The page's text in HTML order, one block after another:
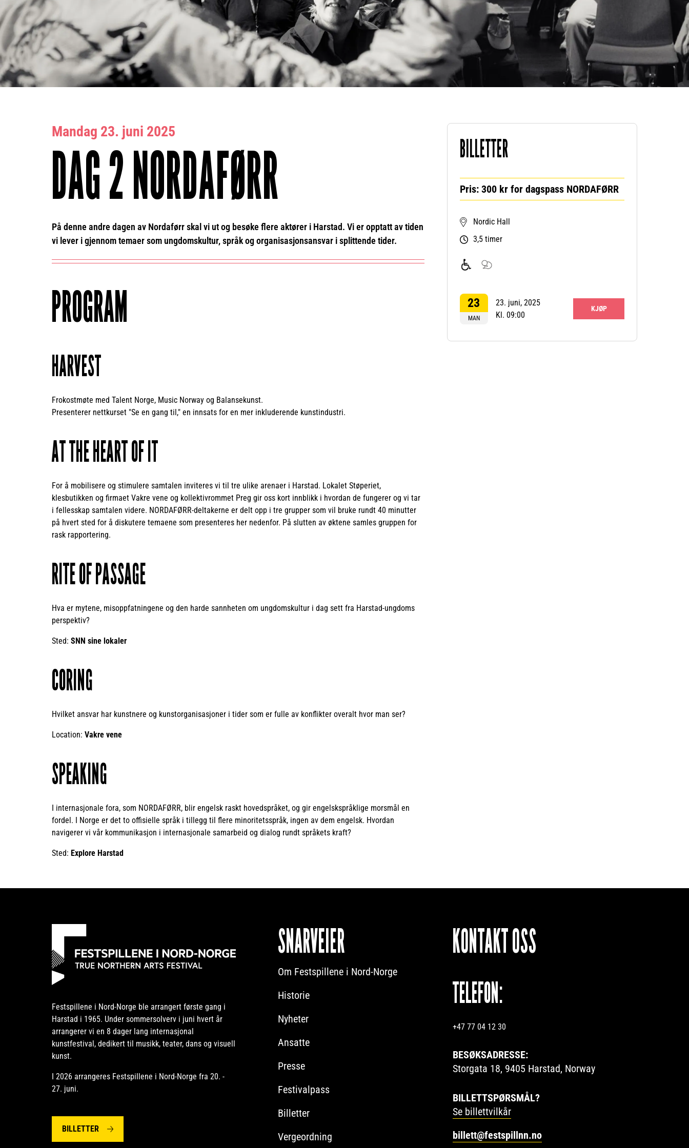
Mandag 23. juni 2025
DAG 2 NORDAFØRR
På denne andre dagen av Nordaførr skal vi ut og besøke flere aktører i Harstad. Vi er opptatt av tiden
vi lever i gjennom temaer som ungdomskultur, språk og organisasjonsansvar i splittende tider.
PROGRAM
HARVEST
Frokostmøte med Talent Norge, Music Norway og Balansekunst.
Presenterer nettkurset "Se en gang til," en innsats for en mer inkluderende kunstindustri.
AT THE HEART OF IT
For å mobilisere og stimulere samtalen inviteres vi til tre ulike arenaer i Harstad. Lokalet Støperiet,
klesbutikken og firmaet Vakre vene og kollektivrommet Preg gir oss kort innblikk i hvordan de fungerer og vi tar
i fellesskap samtalen videre. NORDAFØRR-deltakerne er delt opp i tre grupper som vil bruke rundt 40 minutter
på hvert sted for å diskutere temaene som presenteres her nedenfor. På slutten av øktene samles gruppen for
rask rapportering.
RITE OF PASSAGE
Hva er mytene, misoppfatningene og den harde sannheten om ungdomskultur i dag sett fra Harstad-ungdoms
perspektiv?
Sted: SNN sine lokaler
CORING
Hvilket ansvar har kunstnere og kunstorganisasjoner i tider som er fulle av konflikter overalt hvor man ser?
Location: Vakre vene
SPEAKING
I internasjonale fora, som NORDAFØRR, blir engelsk raskt hovedspråket, og gir engelskspråklige morsmål en
fordel. I Norge er det to offisielle språk i tillegg til flere minoritetsspråk, ingen av dem engelsk. Hvordan
navigerer vi vår kommunikasjon i internasjonale samarbeid og dialog rundt språkets kraft?
Sted: Explore Harstad
BILLETTER
Pris: 300 kr for dagspass NORDAFØRR
Nordic Hall
3,5 timer
debatt
23
MAN
23. juni, 2025
Kl. 09:00
KJØP
Festspillene i Nord-Norge ble arrangert første gang i
Harstad i 1965. Under sommersolverv i juni hvert år
arrangerer vi en 8 dager lang internasjonal
kunstfestival, dedikert til musikk, teater, dans og visuell
kunst.
I 2026 arrangeres Festspillene i Nord-Norge fra 20. -
27. juni.
BILLETTER
SNARVEIER
Om Festspillene i Nord-Norge
Historie
Nyheter
Ansatte
Presse
Festivalpass
Billetter
Vergeordning
KONTAKT OSS
TELEFON:
+47 77 04 12 30
BESØKSADRESSE:
Storgata 18, 9405 Harstad, Norway
BILLETTSPØRSMÅL?
Se billettvilkår
billett@festspillnn.no